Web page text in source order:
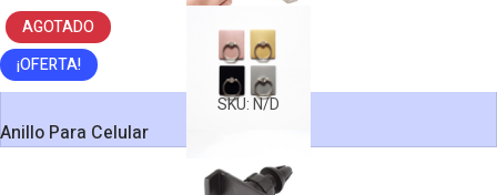
AGOTADO
¡OFERTA!
SKU:N/D
Anillo Para Celular